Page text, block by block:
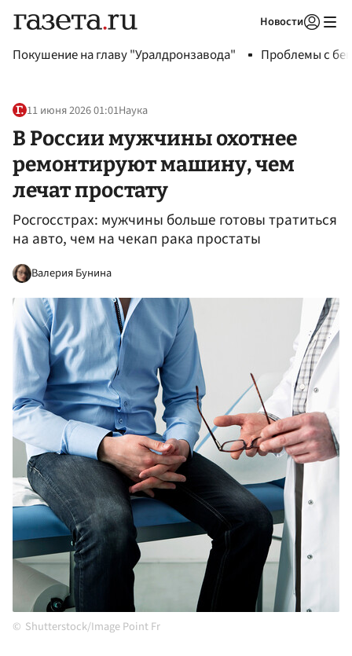
Новости
Покушение на главу "Уралдронзавода" Проблемы с
11 июня 2026 01:01Наука
В России мужчины охотнее
ремонтируют машину, чем
лечат простату
Росгосстрах: мужчины больше готовы тратиться
на авто, чем на чекап рака простаты
Валерия Бунина
Shutterstock/Image Point Fr